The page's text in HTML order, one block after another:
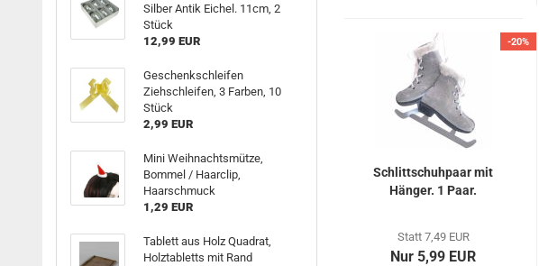
-20%
Schlittschuhpaar mit
Hänger. 1 Paar.
Statt 7,49 EUR
Nur 5,99 EUR
Silber Antik Eichel. 11cm, 2
Stück
12,99 EUR
Geschenkschleifen
Ziehschleifen, 3 Farben, 10
Stück
2,99 EUR
Mini Weihnachtsmütze,
Bommel / Haarclip,
Haarschmuck
1,29 EUR
Tablett aus Holz Quadrat,
Holztabletts mit Rand